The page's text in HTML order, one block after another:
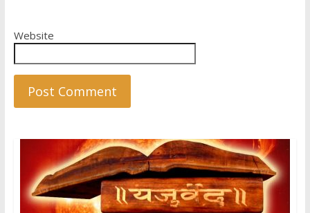
Website